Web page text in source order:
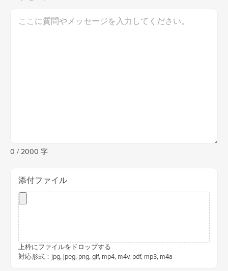
0 / 2000 字
添付ファイル
上枠にファイルをドロップする
対応形式：jpg, jpeg, png, gif, mp4, m4v, pdf, mp3, m4a